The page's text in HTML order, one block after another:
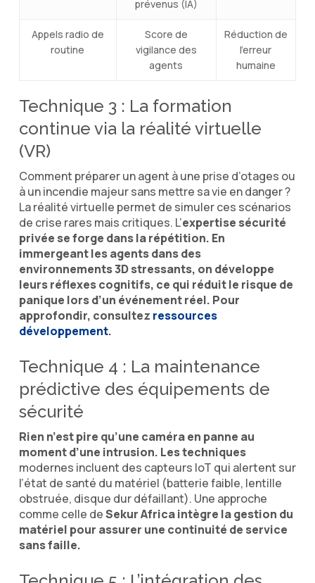
prévenus (IA)
Appels radio de
routine
Score de
vigilance des
agents
Réduction de
l’erreur
humaine
Technique 3 : La formation
continue via la réalité virtuelle
(VR)
Comment préparer un agent à une prise d’otages ou
à un incendie majeur sans mettre sa vie en danger ?
La réalité virtuelle permet de simuler ces scénarios
de crise rares mais critiques. L’expertise sécurité
privée se forge dans la répétition. En
immergeant les agents dans des
environnements 3D stressants, on développe
leurs réflexes cognitifs, ce qui réduit le risque de
panique lors d’un événement réel. Pour
approfondir, consultez ressources
développement.
Technique 4 : La maintenance
prédictive des équipements de
sécurité
Rien n’est pire qu’une caméra en panne au
moment d’une intrusion. Les techniques
modernes incluent des capteurs IoT qui alertent sur
l’état de santé du matériel (batterie faible, lentille
obstruée, disque dur défaillant). Une approche
comme celle deSekur Africa intègre la gestion du
matériel pour assurer une continuité de service
sans faille.